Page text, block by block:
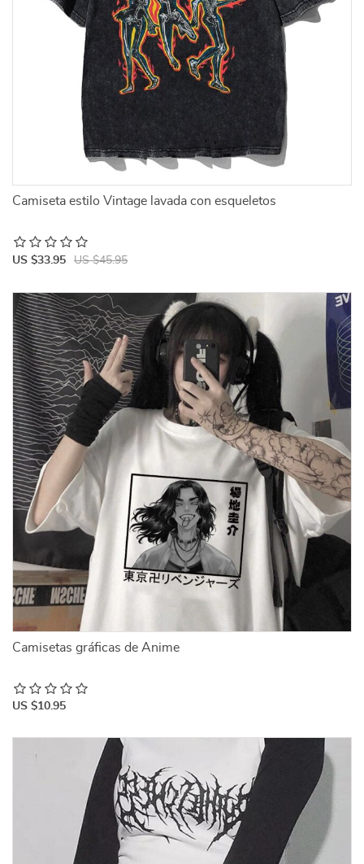
Camiseta estilo Vintage lavada con esqueletos
US $33.95 US $45.95
Camisetas gráficas de Anime
US $10.95